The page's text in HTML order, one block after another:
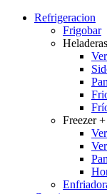
Refrigeracion
Frigobar
Heladeras
Freezer+